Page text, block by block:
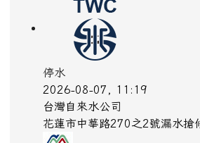
停水
2026-08-07, 11:19
台灣自來水公司
花蓮市中華路270之2號漏水搶